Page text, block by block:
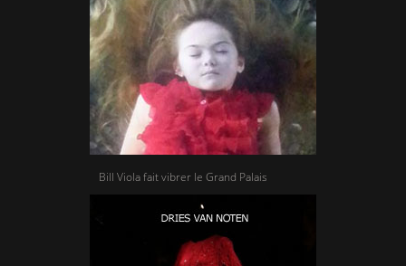
Bill Viola fait vibrer le Grand Palais